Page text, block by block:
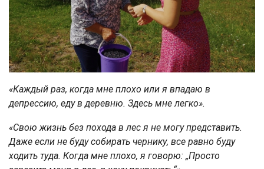
«Каждый раз, когда мне плохо или я впадаю в
депрессию, еду в деревню. Здесь мне легко».
«Свою жизнь без похода в лес я не могу представить.
Даже если не буду собирать чернику, все равно буду
ходить туда. Когда мне плохо, я говорю: „Просто